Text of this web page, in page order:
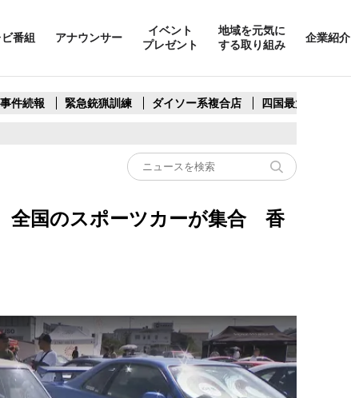
番組 アナウンサー
イベント
プレゼント
地域を元気に
する取り組み
企業紹介
件続報 緊急銃猟訓練 ダイソー系複合店 四国最大スリコ
全国のスポーツカーが集合 香